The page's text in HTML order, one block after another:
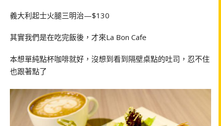
義大利起士火腿三明治—$130
其實我們是在吃完飯後，才來La Bon Cafe
本想單純點杯咖啡就好，沒想到看到隔壁桌點的吐司，忍不住
也跟著點了